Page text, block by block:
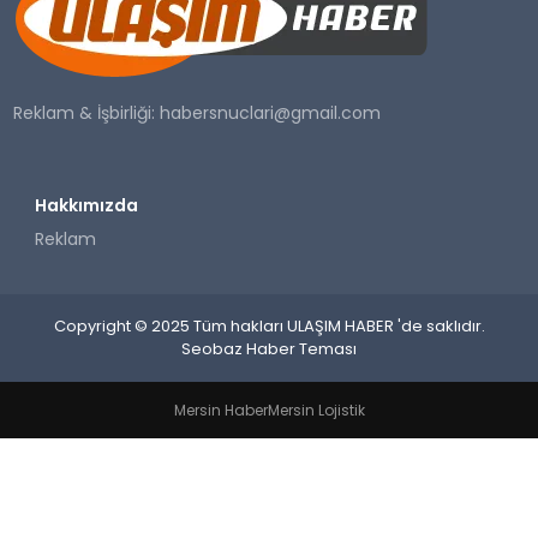
SAĞLIK
YAŞAM
Reklam & İşbirliği:habersnuclari@gmail.com
Hakkımızda
Reklam
Copyright © 2025 Tüm hakları ULAŞIM HABER 'de saklıdır.
Seobaz Haber Teması
Mersin HaberMersin Lojistik